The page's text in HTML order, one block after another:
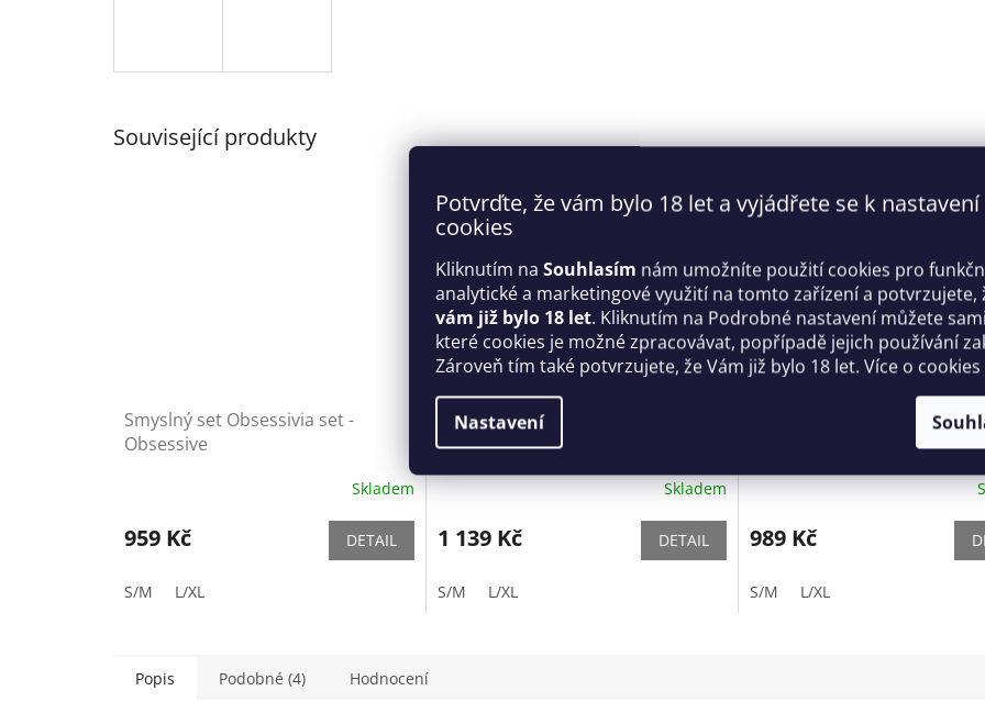
Potvrďte, že vám bylo 18 let a vyjádřete se k nastavení
cookies
Kliknutím na Souhlasím nám umožníte použití cookies pro
analytické a marketingové využití na tomto zařízení a potvrzujete,
vám již bylo 18 let. Kliknutím na Podrobné nastavení můžete
které cookies je možné zpracovávat, popřípadě jejich používání
Zároveň tím také potvrzujete, že Vám již bylo 18 let. Více o cookies
Nastavení
Související produkty
Smyslný set Obsessivia set -
Obsessive
Skladem
959 Kč DETAIL
S/M L/XL
Smyslné body 859 - TED -
Obsessive
Skladem
1 139 Kč DETAIL
S/M L/XL
Nádherná košilka 877 - CHE -
989 Kč
S/M L/XL
Popis Podobné (4) Hodnocení